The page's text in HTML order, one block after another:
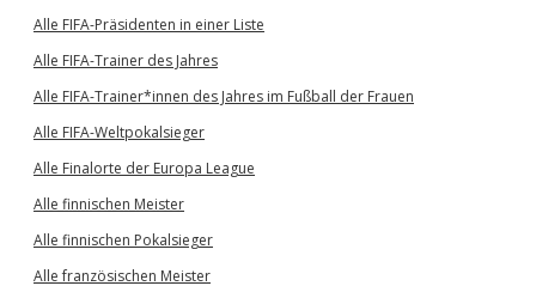
Alle FIFA-Präsidenten in einer Liste
Alle FIFA-Trainer des Jahres
Alle FIFA-Trainer*innen des Jahres im Fußball der Frauen
Alle FIFA-Weltpokalsieger
Alle Finalorte der Europa League
Alle finnischen Meister
Alle finnischen Pokalsieger
Alle französischen Meister